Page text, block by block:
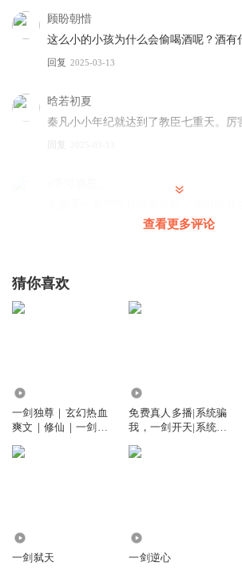
顾盼朝惜
这么小的小孩为什么会偷喝酒呢？酒有
回复 2025-03-13
晗若初夏
秦凡小小年纪就达到了教臣七重天。厉
回复
叶凡离开紫薇，那这里就是张痕坐镇了
我要选_李白
几岁的秦凡就开始喝酒了，秦罗这个爹
张痕正好锻炼锻炼，师父给他机会磨砺
回复
查看更多评论
猜你喜欢
一剑独尊｜玄幻热血
爽文｜修仙｜一剑斩
免费真人多播|系统骗
我，一剑开天|系统骗
一剑弑天 一剑逆心